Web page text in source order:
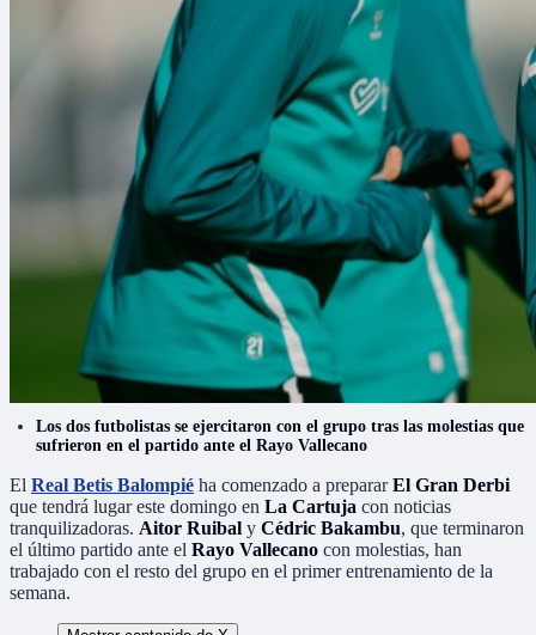
Los dos futbolistas se ejercitaron con el grupo tras las molestias que
sufrieron en el partido ante el Rayo Vallecano
El Real Betis Balompié ha comenzado a prepararEl Gran Derbi
que tendrá lugar este domingo en La Cartuja con noticias
tranquilizadoras. Aitor Ruibal y Cédric Bakambu, que terminaron
el último partido ante el Rayo Vallecano con molestias, han
trabajado con el resto del grupo en el primer entrenamiento de la
semana.